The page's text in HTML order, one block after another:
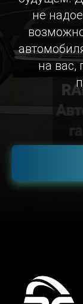
не
на вас,